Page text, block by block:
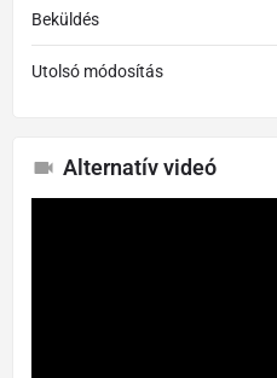
Beküldés
Utolsó módosítás
Alternatív videó